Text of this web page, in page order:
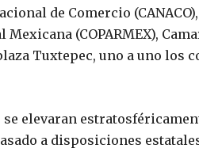
de Comercio
(COPARMEX),
Tuxtepec, uno a uno los
elevaran
a disposiciones